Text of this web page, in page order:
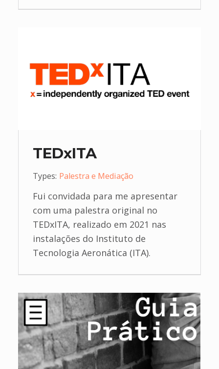
TEDxITA
Types: Palestra e Mediação
Fui convidada para me apresentar
com uma palestra original no
TEDxITA, realizado em 2021 nas
instalações do Instituto de
Tecnologia Aeronática (ITA).